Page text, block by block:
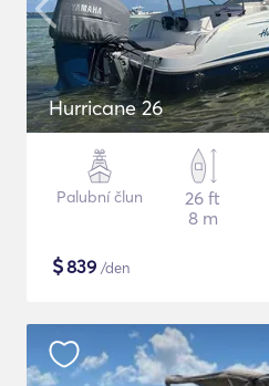
Hurricane 26
Palubní člun
26 ft
8 m
$839 /den